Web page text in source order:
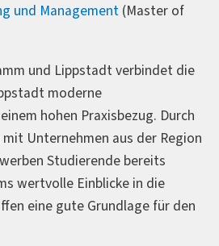
und Management (Master of
und Lippstadt verbindet die
moderne
hohen Praxisbezug. Durch
Unternehmen aus der Region
Studierende bereits
wertvolle Einblicke in die
eine gute Grundlage für den